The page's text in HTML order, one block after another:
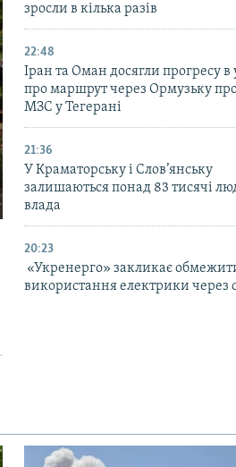
зросли в кілька разів
22:48
Іран та Оман досягли прогресу в
про маршрут через Ормузьку
МЗС у Тегерані
21:36
У Краматорську і Слов’янську
залишаються понад 83 тисячі
влада
20:23
«Укренерго» закликає
використання електрики через